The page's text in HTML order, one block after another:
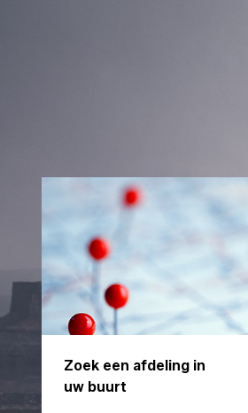
Zoek een afdeling in
uw buurt